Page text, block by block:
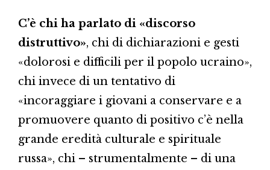
C’è chi ha parlato di «discorso
distruttivo», chi di dichiarazioni e gesti
«dolorosi e difficili per il popolo ucraino»,
chi invece di un tentativo di
«incoraggiare i giovani a conservare e a
promuovere quanto di positivo c’è nella
grande eredità culturale e spirituale
russa», chi – strumentalmente – di una